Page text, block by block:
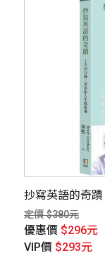
抄寫英語的奇
定價 $380元
優惠價 $296元
VIP價 $293元